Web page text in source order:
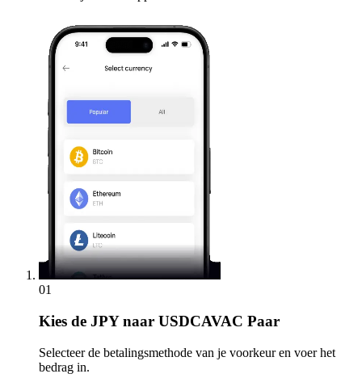
01
Kies de JPY naar USDCAVAC Paar
Selecteer de betalingsmethode van je voorkeur en voer het
bedrag in.